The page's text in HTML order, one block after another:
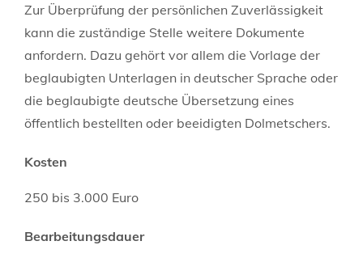
Zur Überprüfung der persönlichen Zuverlässigkeit
kann die zuständige Stelle weitere Dokumente
anfordern. Dazu gehört vor allem die Vorlage der
beglaubigten Unterlagen in deutscher Sprache oder
die beglaubigte deutsche Übersetzung eines
öffentlich bestellten oder beeidigten Dolmetschers.
Kosten
250 bis 3.000 Euro
Bearbeitungsdauer